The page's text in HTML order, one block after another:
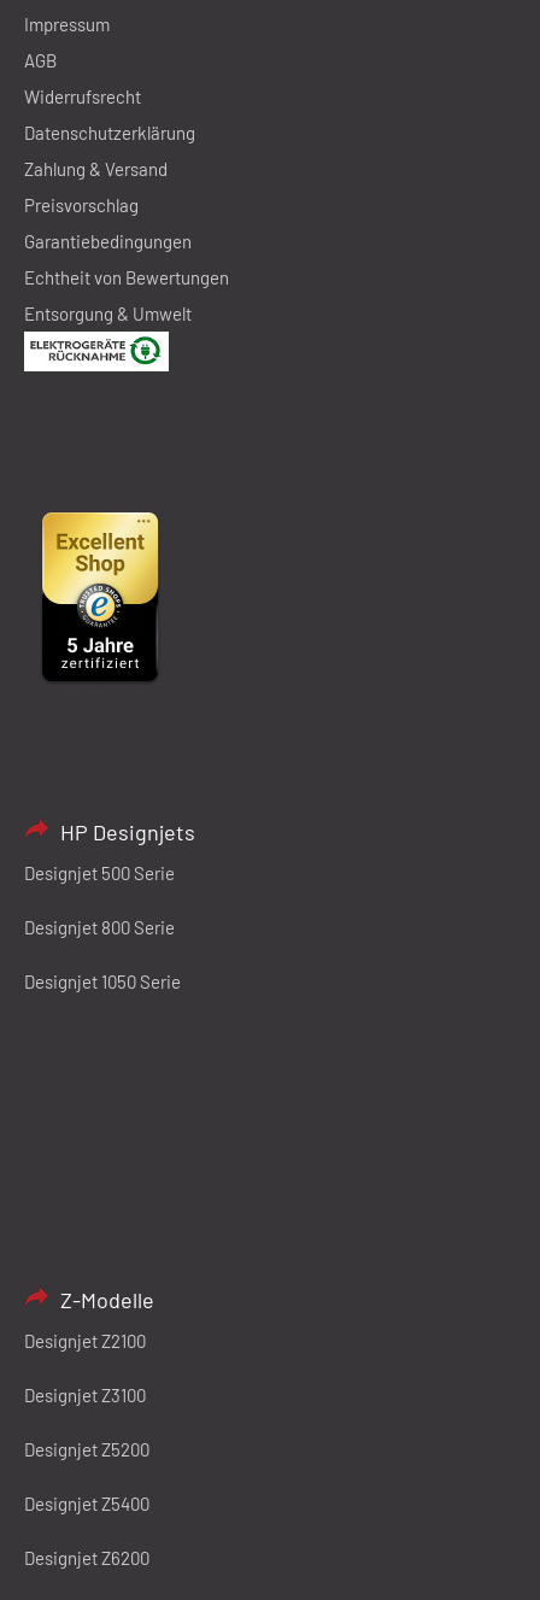
Impressum
AGB
Widerrufsrecht
Datenschutzerklärung
Zahlung & Versand
Preisvorschlag
Garantiebedingungen
Echtheit von Bewertungen
Entsorgung & Umwelt
HP Designjets
Designjet 500 Serie
Designjet 800 Serie
Designjet 1050 Serie
Z-Modelle
Designjet Z2100
Designjet Z3100
Designjet Z5200
Designjet Z5400
Designjet Z6200